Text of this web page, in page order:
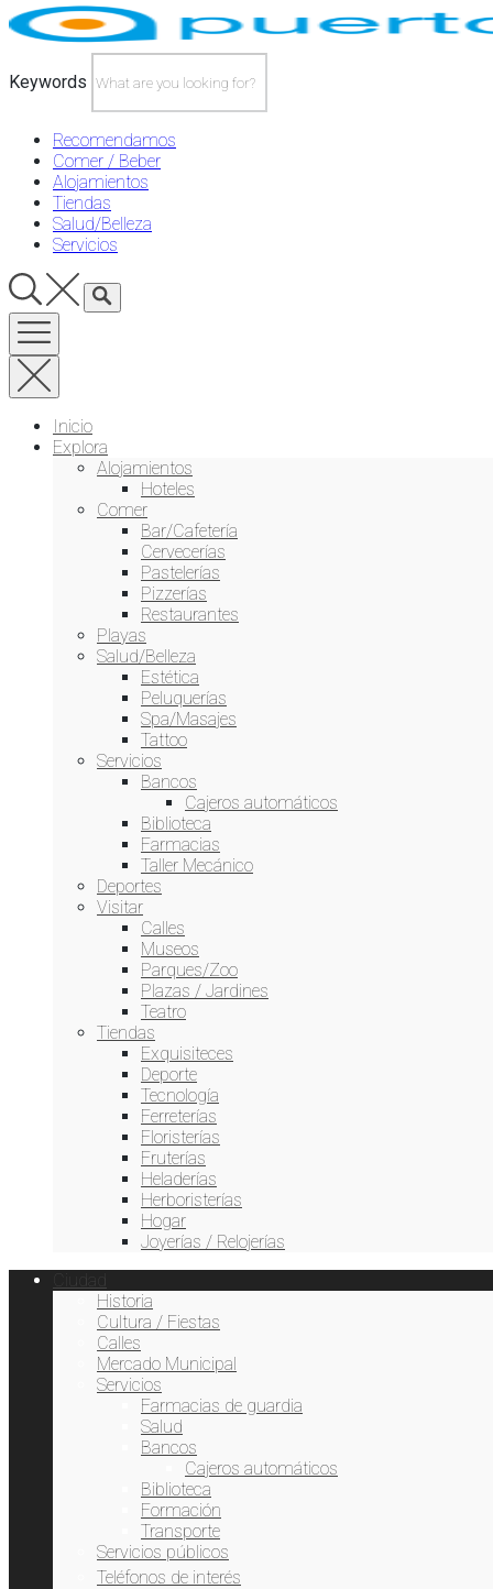
Skip
to
Keywords
Recomendamos
Comer / Beber
Alojamientos
Tiendas
Salud/Belleza
Servicios
Inicio
Explora
Alojamientos
Hoteles
Comer
Bar/Cafetería
Cervecerías
Pastelerías
Pizzerías
Restaurantes
Playas
Salud/Belleza
Estética
Peluquerías
Spa/Masajes
Tattoo
Servicios
Bancos
Cajeros automáticos
Biblioteca
Farmacias
Taller Mecánico
Deportes
Visitar
Calles
Museos
Parques/Zoo
Plazas / Jardines
Teatro
Tiendas
Exquisiteces
Deporte
Tecnología
Ferreterías
Floristerías
Fruterías
Heladerías
Herboristerías
Hogar
Joyerías / Relojerías
Ciudad
Historia
Cultura / Fiestas
Calles
Mercado Municipal
Servicios
Farmacias de guardia
Salud
Bancos
Cajeros automáticos
Biblioteca
Formación
Transporte
Servicios públicos
Teléfonos de interés